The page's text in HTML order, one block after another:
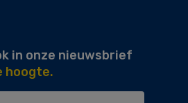
in onze nieuwsbrief
hoogte.